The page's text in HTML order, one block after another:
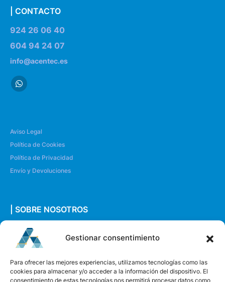
Gestionar consentimiento
Para ofrecer las mejores experiencias, utilizamos tecnologías como las
cookies para almacenar y/o acceder a la información del dispositivo. El
consentimiento de estas tecnologías nos permitirá procesar datos como
| CONTACTO
924 26 06 40
604 94 24 07
info@acentec.es
Aviso Legal
Política de Cookies
Política de Privacidad
Envío y Devoluciones
| SOBRE NOSOTROS
Quiénes somos
Envíanos un mensaje